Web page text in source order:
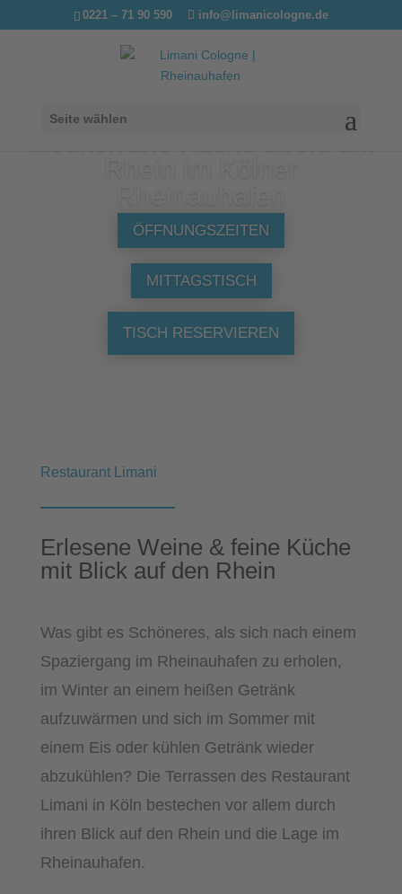
0221 – 71 90 590 info@limanicologne.de
Seite wählen
ÖFFNUNGSZEITEN
MITTAGSTISCH
TISCH RESERVIEREN
Restaurant Limani
Erlesene Weine & feine Küche
mit Blick auf den Rhein
Was gibt es Schöneres, als sich nach einem
Spaziergang im Rheinauhafen zu erholen,
im Winter an einem heißen Getränk
aufzuwärmen und sich im Sommer mit
einem Eis oder kühlen Getränk wieder
abzukühlen? Die Terrassen des Restaurant
Limani in Köln bestechen vor allem durch
ihren Blick auf den Rhein und die Lage im
Rheinauhafen.